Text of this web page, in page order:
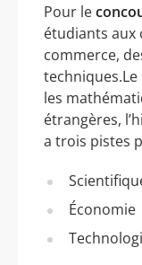
Pour le
étudiants aux
commerce,
les
étrangères,
a trois pistes
Économie